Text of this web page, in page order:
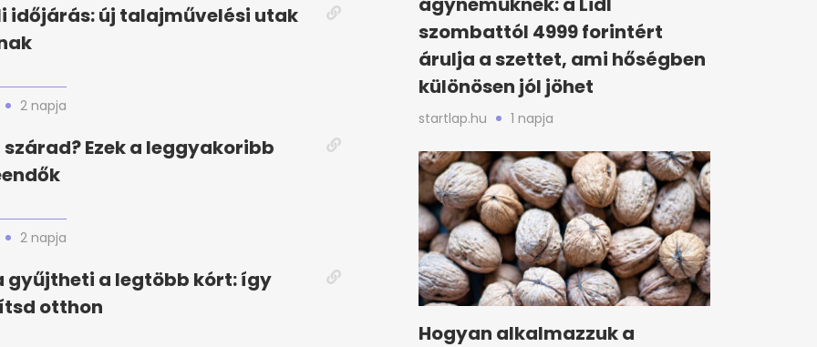
időjárás: új talajművelési utak
2 napja
szárad? Ezek a leggyakoribb
2 napja
gyűjtheti a legtöbb kórt: így
otthon
szombattól 4999 forintért
árulja a szettet, ami hőségben
különösen jól jöhet
startlap.hu 1 napja
Hogyan alkalmazzuk a